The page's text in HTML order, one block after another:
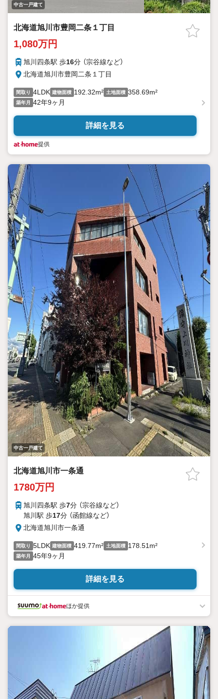
中古一戸建て
北海道旭川市豊岡二条１丁目
1,080万円
旭川四条駅 歩16分 （宗谷線など）
北海道旭川市豊岡二条１丁目
間取り 4LDK 建物面積 192.32m² 土地面積 358.69m²
築年月 42年9ヶ月
詳細を見る
提供
中古一戸建て
北海道旭川市一条通
1780万円
旭川四条駅 歩7分 （宗谷線など）
旭川駅 歩17分 （函館線など）
北海道旭川市一条通
間取り 5LDK 建物面積 419.77m² 土地面積 178.51m²
築年月 45年9ヶ月
詳細を見る
ほか提供